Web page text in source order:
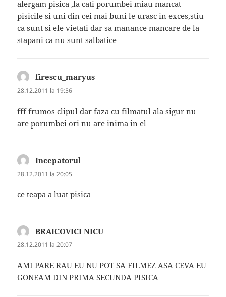
alergam pisica ,la cati porumbei miau mancat
pisicile si uni din cei mai buni le urasc in exces,stiu
ca sunt si ele vietati dar sa manance mancare de la
stapani ca nu sunt salbatice
firescu_maryus
28.12.2011 la 19:56
fff frumos clipul dar faza cu filmatul ala sigur nu
are porumbei ori nu are inima in el
Incepatorul
28.12.2011 la 20:05
ce teapa a luat pisica
BRAICOVICI NICU
28.12.2011 la 20:07
AMI PARE RAU EU NU POT SA FILMEZ ASA CEVA EU
GONEAM DIN PRIMA SECUNDA PISICA